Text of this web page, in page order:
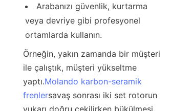
Arabanızı güvenlik, kurtarma
veya devriye gibi profesyonel
ortamlarda kullanın.
Örneğin, yakın zamanda bir müşteri
ile çalıştık, müşteri yükseltme
yaptı.Molando karbon-seramik
frenlersavaş sonrası iki set rotorun
yukarı doğru çekilirken bükülmesi.